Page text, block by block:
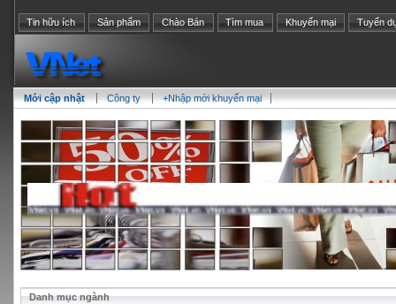
Tin hữu ích Sản phẩm Chào Bán Tìm mua Khuyến mại Tuyển
Mới cập nhật Công ty +Nhập mới khuyến mại
Danh mục ngành